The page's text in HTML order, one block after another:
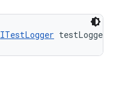
ITestLogger testLogger)